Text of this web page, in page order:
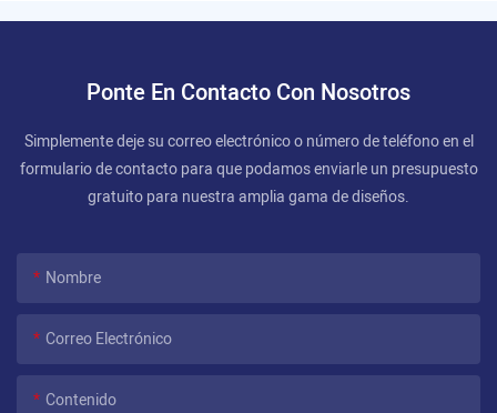
Ponte En Contacto Con Nosotros
Simplemente deje su correo electrónico o número de teléfono en el
formulario de contacto para que podamos enviarle un presupuesto
gratuito para nuestra amplia gama de diseños.
Nombre
Correo Electrónico
Contenido